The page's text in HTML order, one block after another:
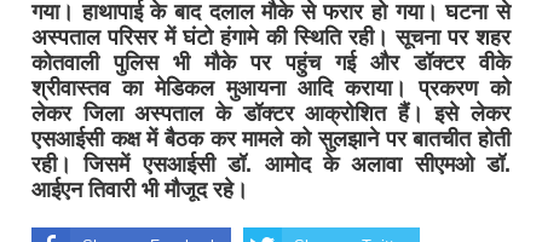
गया। हाथापाई के बाद दलाल मौके से फरार हो गया। घटना से
अस्पताल परिसर में घंटो हंगामे की स्थिति रही। सूचना पर शहर
कोतवाली पुलिस भी मौके पर पहुंच गई और डॉक्टर वीके
श्रीवास्तव का मेडिकल मुआयना आदि कराया। प्रकरण को
लेकर जिला अस्पताल के डॉक्टर आक्रोशित हैं। इसे लेकर
एसआईसी कक्ष में बैठक कर मामले को सुलझाने पर बातचीत होती
रही। जिसमें एसआईसी डॉ. आमोद के अलावा सीएमओ डॉ.
आईएन तिवारी भी मौजूद रहे।